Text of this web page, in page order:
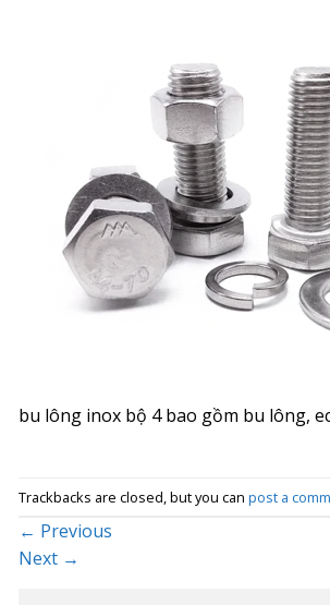
bu lông inox bộ 4 bao gồm bu lông,
Trackbacks are closed, but you can post a
← Previous
Next →